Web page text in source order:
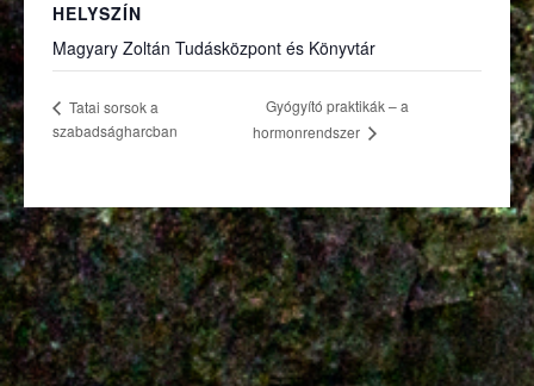
HELYSZÍN
Magyary Zoltán Tudásközpont és Könyvtár
Tatai sorsok a
szabadságharcban
Gyógyító praktikák – a
hormonrendszer